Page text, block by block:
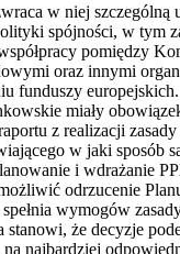
w niej szczególną
spójności, w tym
pomiędzy
oraz innymi
funduszy
miały
z realizacji
w jaki sposób
i wdrażanie
odrzucenie
wymogów
stanowi, że decyzje
najbardziej